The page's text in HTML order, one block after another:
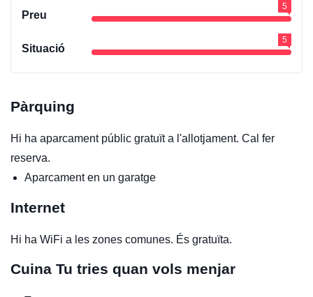
Preu
5
Situació
5
Pàrquing
Hi ha aparcament públic gratuït a l'allotjament. Cal fer
reserva.
Aparcament en un garatge
Internet
Hi ha WiFi a les zones comunes. És gratuïta.
Cuina Tu tries quan vols menjar